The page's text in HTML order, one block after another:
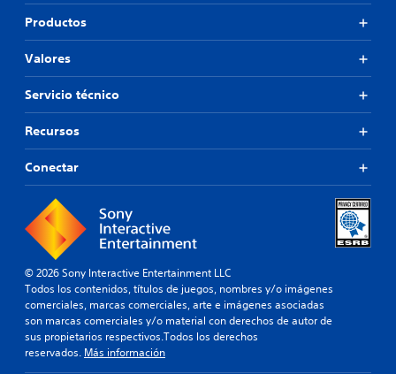
Productos
Valores
Servicio técnico
Recursos
Conectar
© 2026 Sony Interactive Entertainment LLC
Todos los contenidos, títulos de juegos, nombres y/o imágenes
comerciales, marcas comerciales, arte e imágenes asociadas
son marcas comerciales y/o material con derechos de autor de
sus propietarios respectivos.Todos los derechos
reservados. Más información